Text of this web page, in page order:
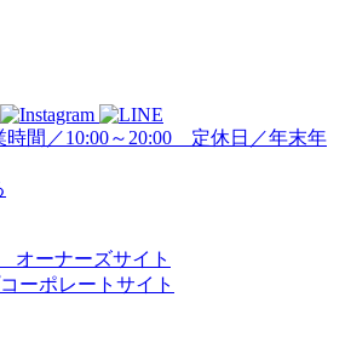
時間／10:00～20:00 定休日／年末年
オーナーズサイト
ーポレートサイト